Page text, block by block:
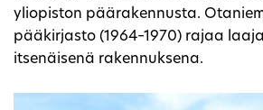
yliopiston päärakennusta.
pääkirjasto (1964–1970) rajaa
itsenäisenä rakennuksena.